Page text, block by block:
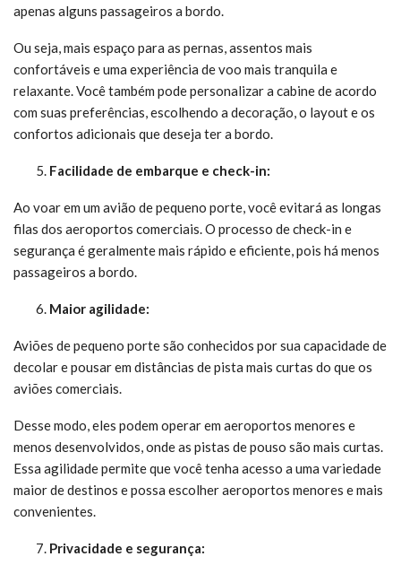
apenas alguns passageiros a bordo.
Ou seja, mais espaço para as pernas, assentos mais
confortáveis ​​e uma experiência de voo mais tranquila e
relaxante. Você também pode personalizar a cabine de acordo
com suas preferências, escolhendo a decoração, o layout e os
confortos adicionais que deseja ter a bordo.
Facilidade de embarque e check-in:
Ao voar em um avião de pequeno porte, você evitará as longas
filas dos aeroportos comerciais. O processo de check-in e
segurança é geralmente mais rápido e eficiente, pois há menos
passageiros a bordo.
Maior agilidade:
Aviões de pequeno porte são conhecidos por sua capacidade de
decolar e pousar em distâncias de pista mais curtas do que os
aviões comerciais.
Desse modo, eles podem operar em aeroportos menores e
menos desenvolvidos, onde as pistas de pouso são mais curtas.
Essa agilidade permite que você tenha acesso a uma variedade
maior de destinos e possa escolher aeroportos menores e mais
convenientes.
Privacidade e segurança: